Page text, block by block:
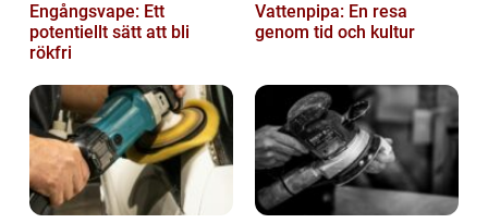
Engångsvape: Ett
potentiellt sätt att bli
rökfri
Vattenpipa: En resa
genom tid och kultur